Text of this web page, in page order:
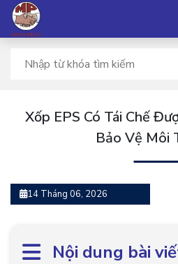
Xốp EPS Có Tái Chế
Bảo Vệ Môi
14 Tháng 06, 2026
Nội dung bài